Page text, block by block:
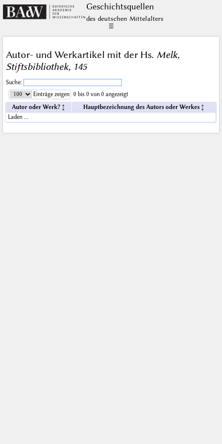
Geschichts­quellen
des deutschen Mittelalters
☰
Autor- und Werkartikel mit der Hs. Melk,
Stiftsbibliothek, 145
Suche:
Einträge zeigen
0 bis 0 von 0 angezeigt
Autor oder Werk?
Hauptbezeichnung des Autors oder Werkes
Laden …